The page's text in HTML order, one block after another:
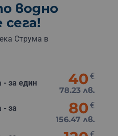
водно
Струма в
- за един 40 €
78.23 лв.
- за
80 €
156.47 лв.